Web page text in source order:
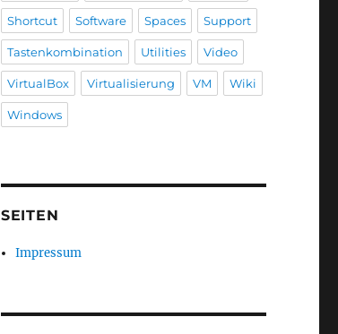
Shortcut Software Spaces Support
Tastenkombination Utilities Video
VirtualBox Virtualisierung VM Wiki
Windows
SEITEN
Impressum